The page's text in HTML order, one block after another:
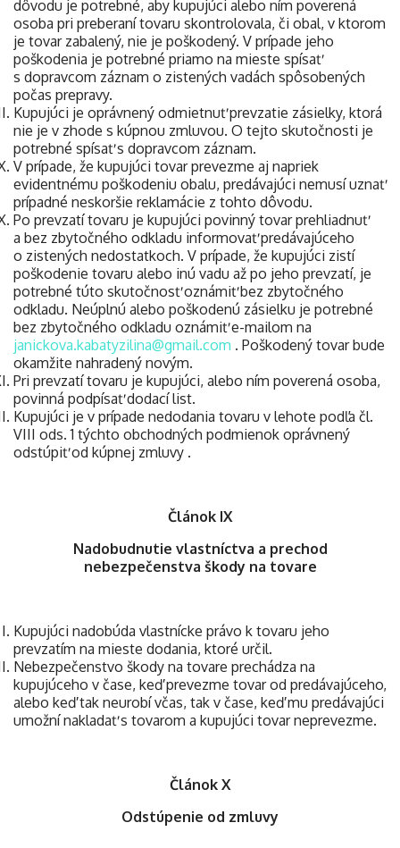
dôvodu je potrebné, aby kupujúci alebo ním poverená
osoba pri preberaní tovaru skontrolovala, či obal, v ktorom
je tovar zabalený, nie je poškodený. V prípade jeho
poškodenia je potrebné priamo na mieste spísať
s dopravcom záznam o zistených vadách spôsobených
počas prepravy.
Kupujúci je oprávnený odmietnuť prevzatie zásielky, ktorá
nie je v zhode s kúpnou zmluvou. O tejto skutočnosti je
potrebné spísať s dopravcom záznam.
V prípade, že kupujúci tovar prevezme aj napriek
evidentnému poškodeniu obalu, predávajúci nemusí uznať
prípadné neskoršie reklamácie z tohto dôvodu.
Po prevzatí tovaru je kupujúci povinný tovar prehliadnuť
a bez zbytočného odkladu informovať predávajúceho
o zistených nedostatkoch. V prípade, že kupujúci zistí
poškodenie tovaru alebo inú vadu až po jeho prevzatí, je
potrebné túto skutočnosť oznámiť bez zbytočného
odkladu. Neúplnú alebo poškodenú zásielku je potrebné
bez zbytočného odkladu oznámiť e-mailom na
janickova.kabatyzilina@gmail.com . Poškodený tovar bude
okamžite nahradený novým.
Pri prevzatí tovaru je kupujúci, alebo ním poverená osoba,
povinná podpísať dodací list.
Kupujúci je v prípade nedodania tovaru v lehote podľa čl.
VIII ods. 1 týchto obchodných podmienok oprávnený
odstúpiť od kúpnej zmluvy .
Článok IX
Nadobudnutie vlastníctva a prechod
nebezpečenstva škody na tovare
Kupujúci nadobúda vlastnícke právo k tovaru jeho
prevzatím na mieste dodania, ktoré určil.
Nebezpečenstvo škody na tovare prechádza na
kupujúceho v čase, keď prevezme tovar od predávajúceho,
alebo keď tak neurobí včas, tak v čase, keď mu predávajúci
umožní nakladať s tovarom a kupujúci tovar neprevezme.
Článok X
Odstúpenie od zmluvy